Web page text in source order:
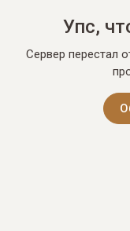
Упс,
Сервер перестал